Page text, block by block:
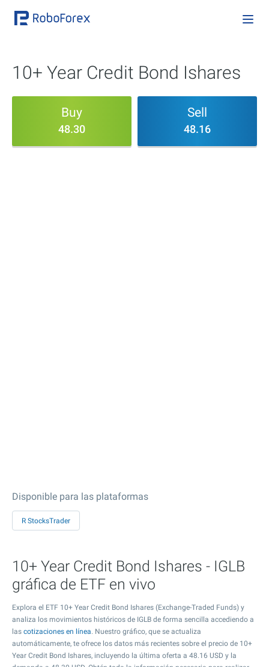
10+ Year Credit Bond Ishares
Buy
48.30
Sell
48.16
Disponible para las plataformas
R StocksTrader
10+ Year Credit Bond Ishares - IGLB
gráfica de ETF en vivo
Explora el ETF 10+ Year Credit Bond Ishares (Exchange-Traded Funds) y
analiza los movimientos históricos de IGLB de forma sencilla accediendo a
las cotizaciones en línea. Nuestro gráfico, que se actualiza
automáticamente, te ofrece los datos más recientes sobre el precio de 10+
Year Credit Bond Ishares, incluyendo la última oferta a 48.16 USD y la